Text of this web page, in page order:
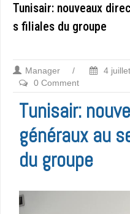
Tunisair: nouveaux
s filiales du groupe
Manager / 4
0 Comment
Tunisair:
généraux au
du groupe